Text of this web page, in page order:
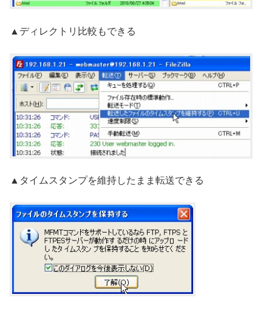
▲ディレクトリ比較もできる
▲タイムスタンプを維持したまま転送できる